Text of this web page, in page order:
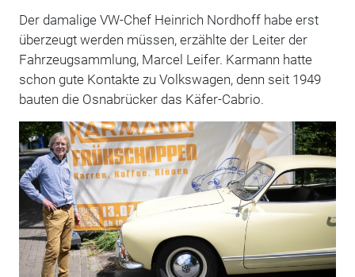
Der damalige VW-Chef Heinrich Nordhoff habe erst
überzeugt werden müssen, erzählte der Leiter der
Fahrzeugsammlung, Marcel Leifer. Karmann hatte
schon gute Kontakte zu Volkswagen, denn seit 1949
bauten die Osnabrücker das Käfer-Cabrio.